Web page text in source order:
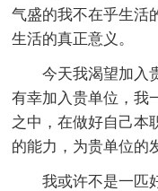
气盛的我不在乎生活
生活的真正意义。
今天我渴望加入
有幸加入贵单位，我
之中，在做好自己本
的能力，为贵单位的
我或许不是一匹